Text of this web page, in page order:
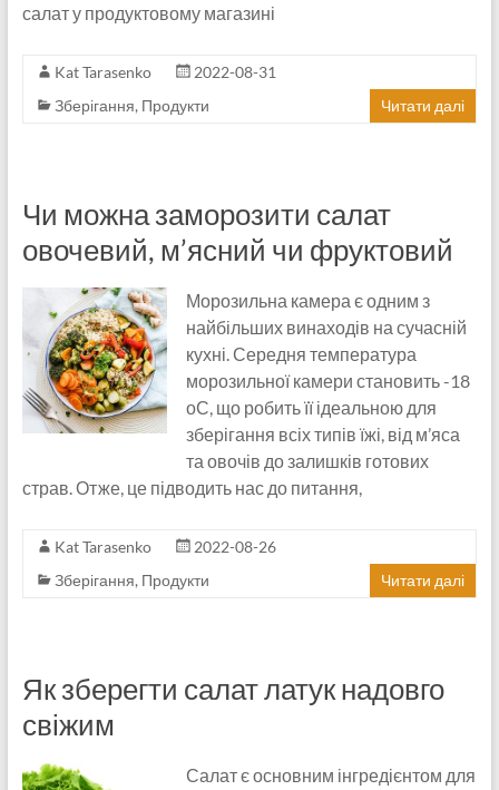
салат у продуктовому магазині
Kat Tarasenko
2022-08-31
Зберігання, Продукти Читати далі
Чи можна заморозити салат
овочевий, м’ясний чи фруктовий
Морозильна камера є одним з
найбільших винаходів на сучасній
кухні. Середня температура
морозильної камери становить -18
оС, що робить її ідеальною для
зберігання всіх типів їжі, від м’яса
та овочів до залишків готових
страв. Отже, це підводить нас до питання,
Kat Tarasenko
2022-08-26
Зберігання, Продукти Читати далі
Як зберегти салат латук надовго
свіжим
Салат є основним інгредієнтом для